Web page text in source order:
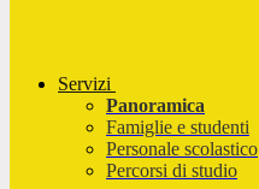
Servizi
Panoramica
Famiglie e studenti
Personale scolastico
Percorsi di studio